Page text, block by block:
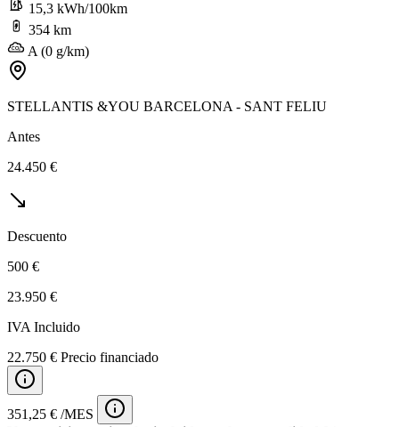
15,3 kWh/100km
354 km
A (0 g/km)
STELLANTIS &YOU BARCELONA - SANT FELIU
Antes
24.450 €
Descuento
500 €
23.950 €
IVA Incluido
22.750 € Precio financiado
351,25 € /MES